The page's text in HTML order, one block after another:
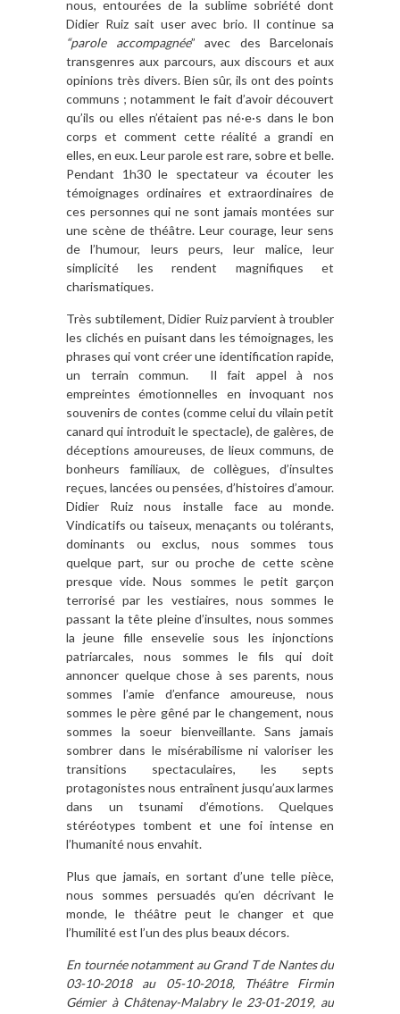
nous, entourées de la sublime sobriété dont
Didier Ruiz sait user avec brio. Il continue sa
“parole accompagnée” avec des Barcelonais
transgenres aux parcours, aux discours et aux
opinions très divers. Bien sûr, ils ont des points
communs ; notamment le fait d’avoir découvert
qu’ils ou elles n’étaient pas né·e·s dans le bon
corps et comment cette réalité a grandi en
elles, en eux. Leur parole est rare, sobre et belle.
Pendant 1h30 le spectateur va écouter les
témoignages ordinaires et extraordinaires de
ces personnes qui ne sont jamais montées sur
une scène de théâtre. Leur courage, leur sens
de l’humour, leurs peurs, leur malice, leur
simplicité les rendent magnifiques et
charismatiques.
Très subtilement, Didier Ruiz parvient à troubler
les clichés en puisant dans les témoignages, les
phrases qui vont créer une identification rapide,
un terrain commun. Il fait appel à nos
empreintes émotionnelles en invoquant nos
souvenirs de contes (comme celui du vilain petit
canard qui introduit le spectacle), de galères, de
déceptions amoureuses, de lieux communs, de
bonheurs familiaux, de collègues, d’insultes
reçues, lancées ou pensées, d’histoires d’amour.
Didier Ruiz nous installe face au monde.
Vindicatifs ou taiseux, menaçants ou tolérants,
dominants ou exclus, nous sommes tous
quelque part, sur ou proche de cette scène
presque vide. Nous sommes le petit garçon
terrorisé par les vestiaires, nous sommes le
passant la tête pleine d’insultes, nous sommes
la jeune fille ensevelie sous les injonctions
patriarcales, nous sommes le fils qui doit
annoncer quelque chose à ses parents, nous
sommes l’amie d’enfance amoureuse, nous
sommes le père gêné par le changement, nous
sommes la soeur bienveillante. Sans jamais
sombrer dans le misérabilismeni valoriser les
transitions spectaculaires, les septs
protagonistes nous entraînent jusqu’aux larmes
dans un tsunami d’émotions. Quelques
stéréotypes tombent et une foi intense en
l’humanité nous envahit.
Plus que jamais, en sortant d’une telle pièce,
nous sommes persuadés qu’en décrivant le
monde, le théâtre peut le changer et que
l’humilité est l’un des plus beaux décors.
En tournée notamment au Grand T de Nantes du
03-10-2018 au 05-10-2018, Théâtre Firmin
Gémier à Châtenay-Malabry le 23-01-2019, au